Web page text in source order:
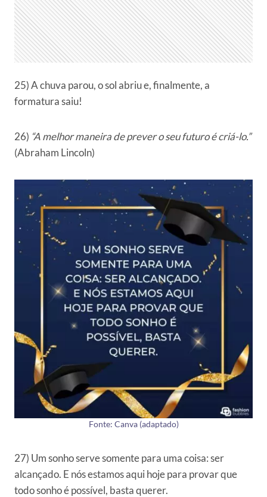
25) A chuva parou, o sol abriu e, finalmente, a
formatura saiu!
26) “A melhor maneira de prever o seu futuro é criá-lo.”
(Abraham Lincoln)
Fonte: Canva (adaptado)
27) Um sonho serve somente para uma coisa: ser
alcançado. E nós estamos aqui hoje para provar que
todo sonho é possível, basta querer.